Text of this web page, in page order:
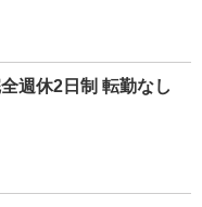
週休2日制 転勤なし